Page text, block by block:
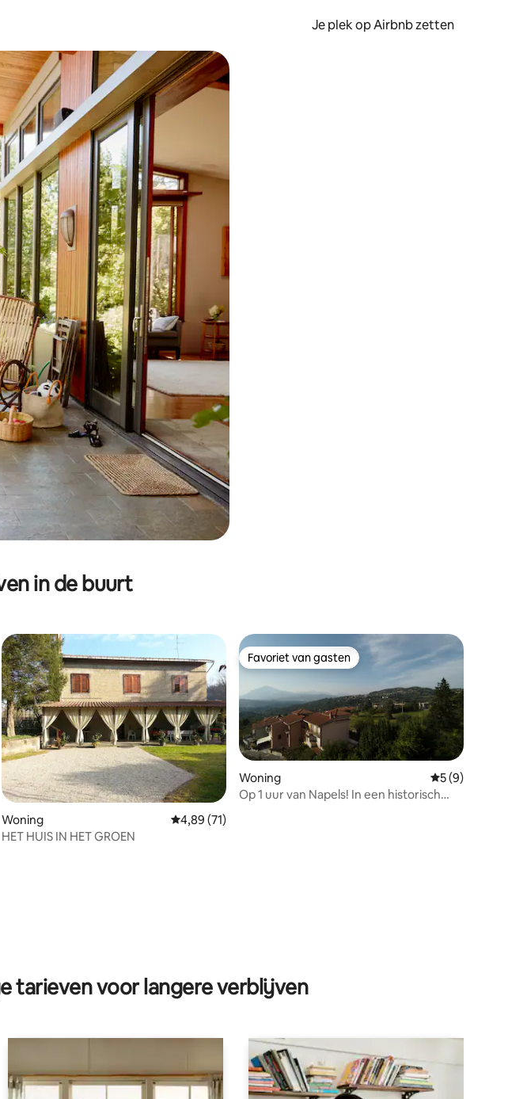
Je plek op Airbnb zetten
en omlaag, óf door te tikken of swipen.
in de buurt
van 4,93 op 5, 27 recensies
Woning Gemiddelde beoordeling van 4,89 op 5, 71 recensies
4,89 (71)
HET HUIS IN HET GROEN
Favoriet van gasten
Favoriet van gasten
Woning Gemiddelde
5 (9)
Op 1 uur van Napels! In een historisch
tarieven voor langere verblijven